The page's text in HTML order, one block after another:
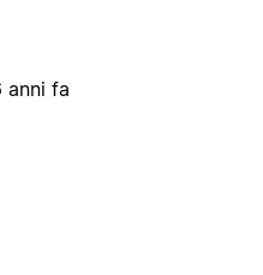
anni fa